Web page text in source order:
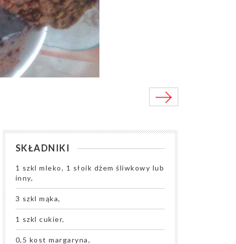
SKŁADNIKI
1 szkl mleko, 1 słoik dżem śliwkowy lub
inny,
3 szkl mąka,
1 szkl cukier,
0,5 kost margaryna,